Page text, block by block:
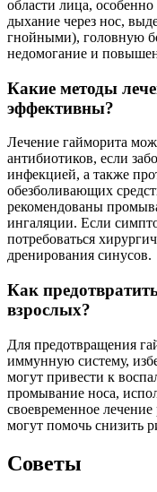
области лица,
дыхание через нос,
гнойными), головную
недомогание и
Какие методы
эффективны?
Лечение гайморита
антибиотиков, если
инфекцией, а также
обезболивающих
рекомендованы
ингаляции. Если
потребоваться
дренирования синусов.
Как
взрослых?
Для предотвращения
иммунную систему,
могут привести к
промывание носа,
своевременное
могут помочь снизить
Советы